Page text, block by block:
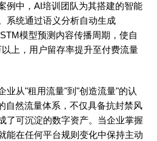
例中，AI培训团队为其搭建的智能
系统通过语义分析自动生成
模型预测内容传播周期，使自
上，用户留存率提升至付费流量
业从"租用流量"到"创造流量"的认
自然流量体系，不仅具备抗封禁风
了可沉淀的数字资产。当企业掌握
能在任何平台规则变化中保持主动